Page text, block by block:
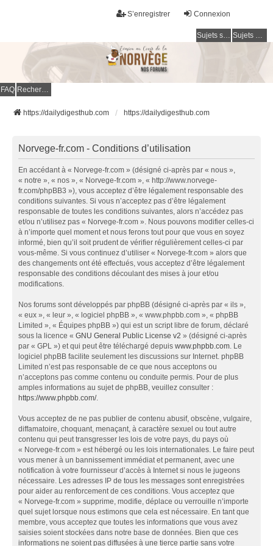
Connexion
S’enregistrer
Sujets sans réponse Sujets actifs
FAQ Rechercher
https://dailydigesthub.com https://dailydigesthub.com
Norvege-fr.com - Conditions d’utilisation
En accédant à « Norvege-fr.com » (désigné ci-après par « nous »,
« notre », « nos », « Norvege-fr.com », « http://www.norvege-
fr.com/phpBB3 »), vous acceptez d’être légalement responsable des
conditions suivantes. Si vous n’acceptez pas d’être légalement
responsable de toutes les conditions suivantes, alors n’accédez pas
et/ou n’utilisez pas « Norvege-fr.com ». Nous pouvons modifier celles-ci
à n’importe quel moment et nous ferons tout pour que vous en soyez
informé, bien qu’il soit prudent de vérifier régulièrement celles-ci par
vous-même. Si vous continuez d’utiliser « Norvege-fr.com » alors que
des changements ont été effectués, vous acceptez d’être légalement
responsable des conditions découlant des mises à jour et/ou
modifications.
Nos forums sont développés par phpBB (désigné ci-après par « ils »,
« eux », « leur », « logiciel phpBB », « www.phpbb.com », « phpBB
Limited », « Équipes phpBB ») qui est un script libre de forum, déclaré
sous la licence « GNU General Public License v2 » (désigné ci-après
par « GPL ») et qui peut être téléchargé depuis www.phpbb.com. Le
logiciel phpBB facilite seulement les discussions sur Internet. phpBB
Limited n’est pas responsable de ce que nous acceptons ou
n’acceptons pas comme contenu ou conduite permis. Pour de plus
amples informations au sujet de phpBB, veuillez consulter :
https://www.phpbb.com/.
Vous acceptez de ne pas publier de contenu abusif, obscène, vulgaire,
diffamatoire, choquant, menaçant, à caractère sexuel ou tout autre
contenu qui peut transgresser les lois de votre pays, du pays où
« Norvege-fr.com » est hébergé ou les lois internationales. Le faire peut
vous mener à un bannissement immédiat et permanent, avec une
notification à votre fournisseur d’accès à Internet si nous le jugeons
nécessaire. Les adresses IP de tous les messages sont enregistrées
pour aider au renforcement de ces conditions. Vous acceptez que
« Norvege-fr.com » supprime, modifie, déplace ou verrouille n’importe
quel sujet lorsque nous estimons que cela est nécessaire. En tant que
membre, vous acceptez que toutes les informations que vous avez
saisies soient stockées dans notre base de données. Bien que ces
informations ne soient pas diffusées à une tierce partie sans votre